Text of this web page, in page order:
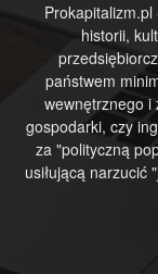
historii,
państwem
wewnętrznego i
gospodarki, czy
za "polityczną
usiłującą narzucić